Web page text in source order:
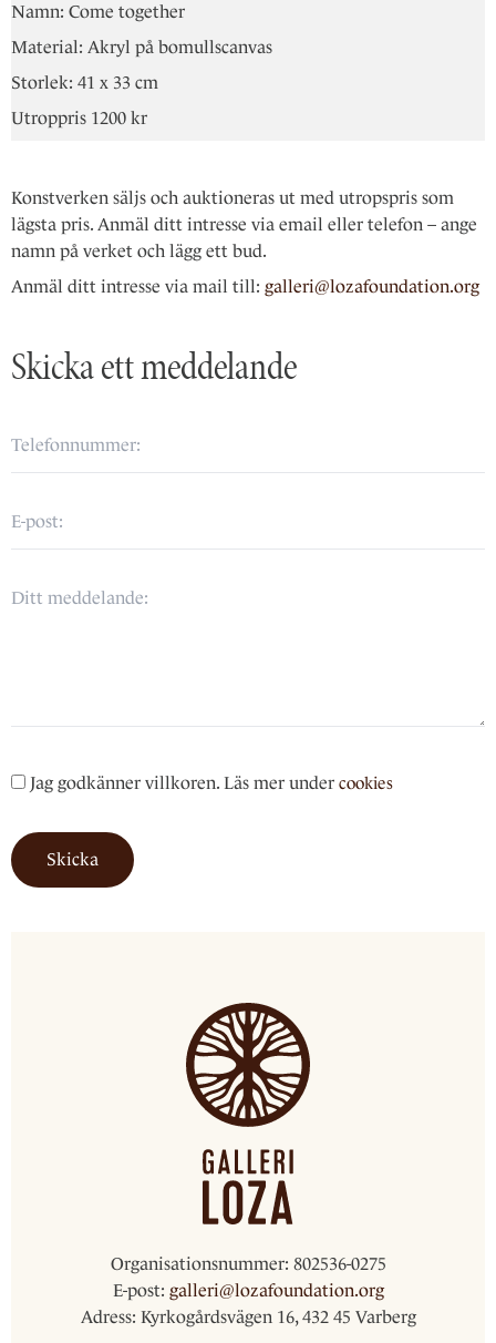
Namn: Come together
Material: Akryl på bomullscanvas
Storlek: 41 x 33 cm
Utroppris 1200 kr
Konstverken säljs och auktioneras ut med utropspris som
lägsta pris. Anmäl ditt intresse via email eller telefon – ange
namn på verket och lägg ett bud.
Anmäl ditt intresse via mail till: galleri@lozafoundation.org
Skicka ett meddelande
Jag godkänner villkoren. Läs mer under cookies
Skicka
Organisationsnummer: 802536-0275
E-post: galleri@lozafoundation.org
Adress: Kyrkogårdsvägen 16, 432 45 Varberg